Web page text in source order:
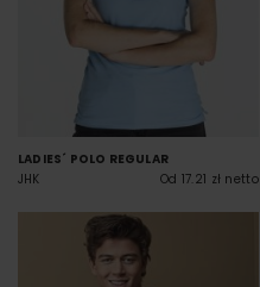
LADIES´ POLO REGULAR
JHK
Od 17.21 zł netto